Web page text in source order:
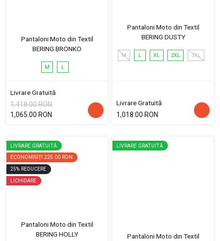
Pantaloni Moto din Textil
BERING BRONKO
M L
Livrare Gratuită
1,418.00 RON
1,065.00 RON
Pantaloni Moto din Textil
BERING DUSTY
M L XL 2XL 3XL
Livrare Gratuită
1,018.00 RON
LIVRARE GRATUITĂ
ECONOMISIȚI 225.00 RON
25% REDUCERE
LICHIDARE
Pantaloni Moto din Textil
BERING HOLLY
LIVRARE GRATUITĂ
Pantaloni Moto din Textil